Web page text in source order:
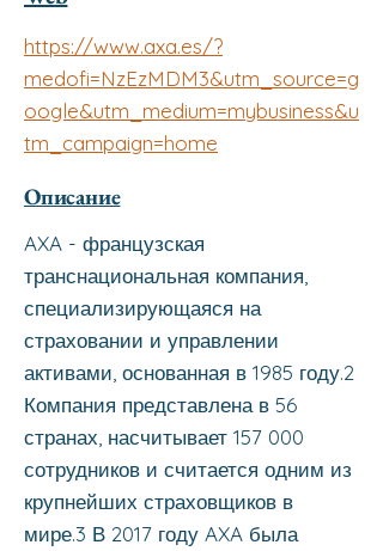
https://www.axa.es/?
medofi=NzEzMDM3&utm_source=g
oogle&utm_medium=mybusiness&u
tm_campaign=home
Описание
AXA - французская
транснациональная компания,
специализирующаяся на
страховании и управлении
активами, основанная в 1985 году.2
Компания представлена в 56
странах, насчитывает 157 000
сотрудников и считается одним из
крупнейших страховщиков в
мире.3 В 2017 году AXA была